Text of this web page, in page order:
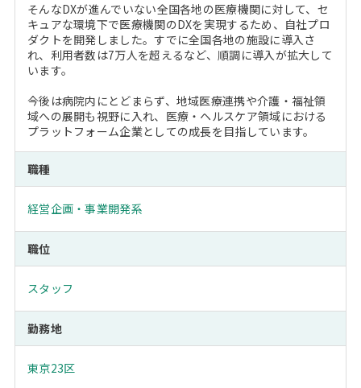
そんなDXが進んでいない全国各地の医療機関に対して、セ
キュアな環境下で医療機関のDXを実現するため、自社プロ
ダクトを開発しました。すでに全国各地の施設に導入さ
れ、利用者数は7万人を超えるなど、順調に導入が拡大して
います。
今後は病院内にとどまらず、地域医療連携や介護・福祉領
域への展開も視野に入れ、医療・ヘルスケア領域における
プラットフォーム企業としての成長を目指しています。
職種
経営企画・事業開発系
職位
スタッフ
勤務地
東京23区